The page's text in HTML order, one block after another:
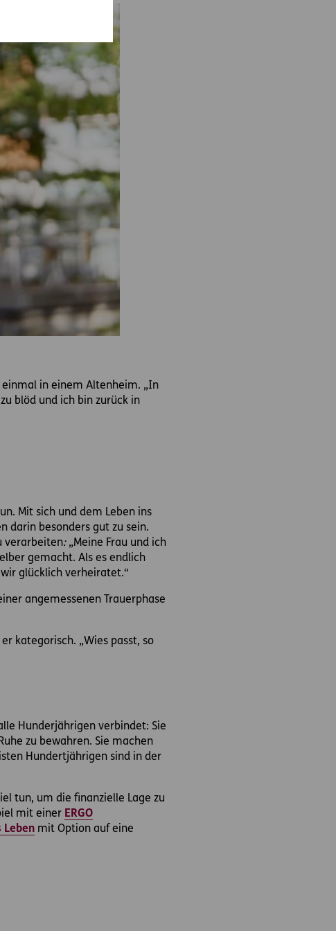
einmal in einem Altenheim. „In
blöd und ich bin zurück in
Mit sich und dem Leben ins
darin besonders gut zu sein.
verarbeiten: „Meine Frau und ich
gemacht. Als es endlich
glücklich verheiratet.“
angemessenen Trauerphase
kategorisch. „Wies passt, so
Hunderjährigen verbindet: Sie
zu bewahren. Sie machen
Hundertjährigen sind in der
tun, um die finanzielle Lage zu
mit einer ERGO
Leben mit Option auf eine